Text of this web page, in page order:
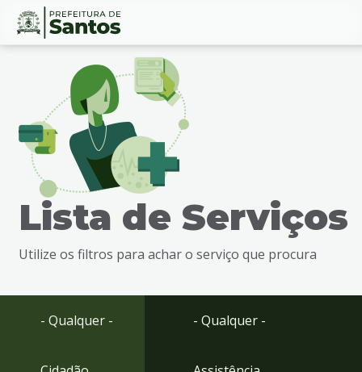
Ir
busca
Ir
Conteúdo
Lista de Serviços
Utilize os filtros para achar o serviço que procura
- Qualquer - - Qualquer -